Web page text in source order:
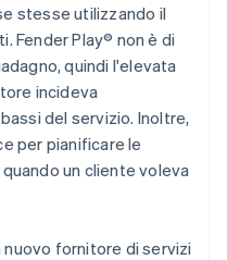
stesse utilizzando il
Fender Play® non è di
quindi l'elevata
incideva
del servizio. Inoltre,
per pianificare le
un cliente voleva
nuovo fornitore di servizi